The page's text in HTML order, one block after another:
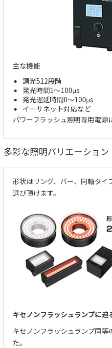
主な機能
調光512段階
発光時間1～100μs
発光遅延時間0～100μs
イーサネット対応など
パワーフラッシュ照明専用電源
多彩な照明バリエーション
形状はリング、バー、同軸タ
選び頂けます。
キセノンフラッシュランプに迫
キセノンフラッシュランプ同等
た。